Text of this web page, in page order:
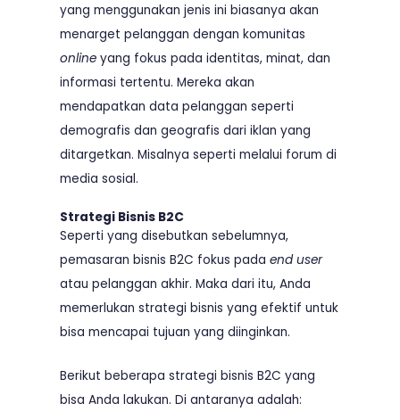
yang menggunakan jenis ini biasanya akan
menarget pelanggan dengan komunitas
online yang fokus pada identitas, minat, dan
informasi tertentu. Mereka akan
mendapatkan data pelanggan seperti
demografis dan geografis dari iklan yang
ditargetkan. Misalnya seperti melalui forum di
media sosial.
Strategi Bisnis B2C
Seperti yang disebutkan sebelumnya,
pemasaran bisnis B2C fokus pada end user
atau pelanggan akhir. Maka dari itu, Anda
memerlukan strategi bisnis yang efektif untuk
bisa mencapai tujuan yang diinginkan.
Berikut beberapa strategi bisnis B2C yang
bisa Anda lakukan. Di antaranya adalah: